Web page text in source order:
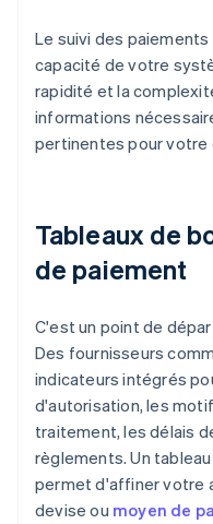
Le suivi des
capacité de votre
rapidité et la
informations
pertinentes pour votre
Tableaux de
de paiement
C'est un point de
Des fournisseurs
indicateurs intégrés
d'autorisation, les
traitement, les délais
règlements. Un
permet d'affiner votre
devise ou moyen de